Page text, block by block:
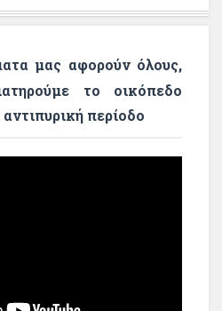
μας αφορούν όλους,
το οικόπεδο
περίοδο